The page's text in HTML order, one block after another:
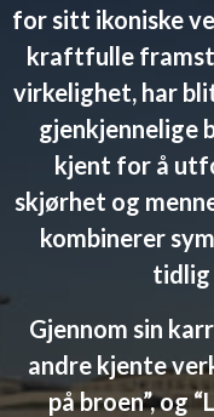
for sitt ikoniske
kraftfulle
virkelighet, har
gjenkjennelige
kjent for å
skjørhet og
kombinerer
tidlig
Gjennom sin
andre kjente
på broen”, og